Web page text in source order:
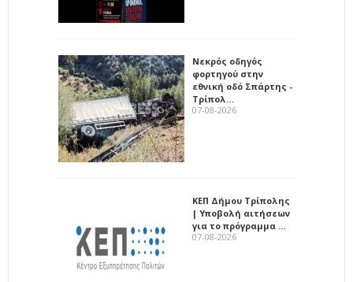
Νεκρός οδηγός
φορτηγού στην
εθνική οδό Σπάρτης -
Τρίπολ…
07-08-2026
ΚΕΠ Δήμου Τρίπολης
| Υποβολή αιτήσεων
για το πρόγραμμα …
07-08-2026